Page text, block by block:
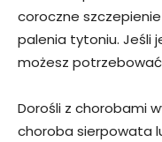
coroczne
palenia tytoniu. Jeśli
możesz
Dorośli z chorobami
choroba sierpowata